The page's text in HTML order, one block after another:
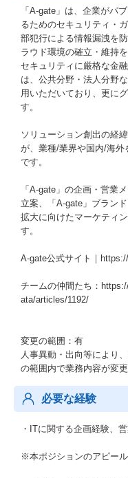
「A-gate」は、企業がパ
るためのセキュリティ・
部犯行による情報漏洩を
ラウド環境の確立・維持
セキュリティに厳格な金
は、公共分野・法人分野
用いただいており、更に
す。
ソリューション創出の経
が、業種/業界や国内/海外
です。
「A-gate」の企画・営業
立案、「A-gate」ブラン
拡大に向けたマーケティ
す。
A-gate公式サイト｜
チームの仲間たち：
ata/articles/1192/
変更の範囲：有
人事異動・出向等により
の範囲内で業務内容が変
必要な経験
・ITに関する企画経験、
※本ポジションのアピー